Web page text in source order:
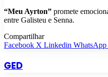
“Meu Ayrton” promete
entre Galisteu e Senna.
Compartilhar
Facebook X Linkedin WhatsApp
GED